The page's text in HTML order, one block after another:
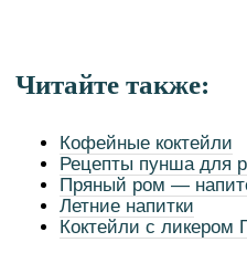
Читайте также:
Кофейные коктейли
Рецепты пунша для
Пряный ром —
Летние напитки
Коктейли с ликером